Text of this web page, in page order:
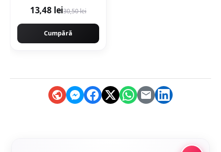
motofierastrau,
CMP1477
13,48 lei30,50 lei
Cumpără